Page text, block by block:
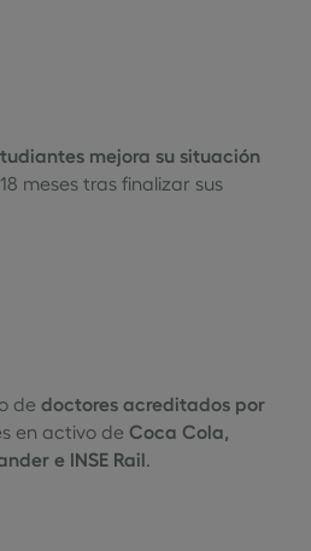
mejora su situación
meses tras finalizar sus
dedoctores acreditados por
en activo de Coca Cola,
e INSE Rail.